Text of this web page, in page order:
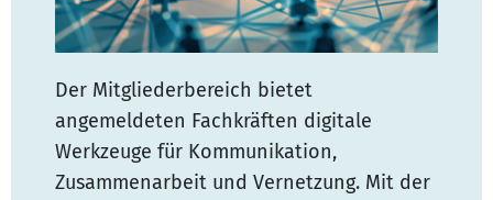
Der Mitgliederbereich bietet
angemeldeten Fachkräften digitale
Werkzeuge für Kommunikation,
Zusammenarbeit und Vernetzung. Mit der